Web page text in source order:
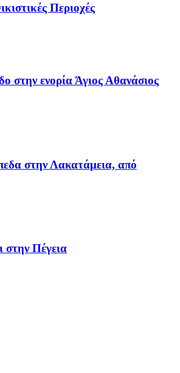
Περιοχές
στην ενορία Άγιος Αθανάσιος
στην Λακατάμεια, από
στην Πέγεια